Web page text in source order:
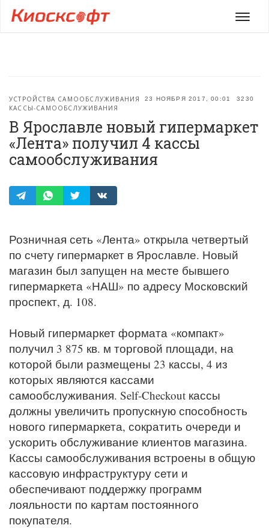
Меню
23 НОЯБРЯ 2017, 00:01 3230
УСТРОЙСТВА САМООБСЛУЖИВАНИЯ
КАССЫ-САМООБСЛУЖИВАНИЯ
В Ярославле новый гипермаркет
«Лента» получил 4 кассы
самообслуживания
Розничная сеть «Лента» открыла четвертый
по счету гипермаркет в Ярославле. Новый
магазин был запущен на месте бывшего
гипермаркета «НАШ» по адресу Московский
проспект, д. 108.
Новый гипермаркет формата «компакт»
получил 3 875 кв. м торговой площади, на
которой были размещены 23 кассы, 4 из
которых являются кассами
самообслуживания. Self-Checkout кассы
должны увеличить пропускную способность
нового гипермаркета, сократить очереди и
ускорить обслуживание клиентов магазина.
Кассы самообслуживания встроены в общую
кассовую инфраструктуру сети и
обеспечивают поддержку программ
лояльности по картам постоянного
покупателя.